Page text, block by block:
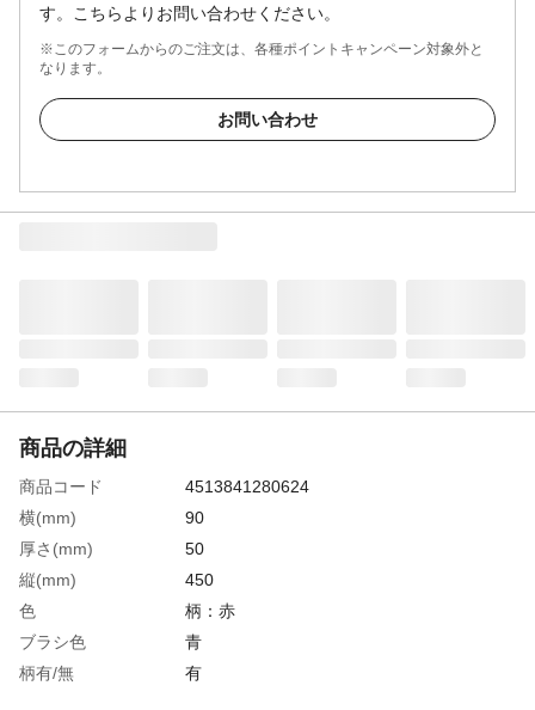
す。こちらよりお問い合わせください。
※このフォームからのご注文は、各種ポイントキャンペーン対象外と
なります。
お問い合わせ
商品の詳細
商品コード
4513841280624
横(mm)
90
厚さ(mm)
50
縦(mm)
450
色
柄：赤
ブラシ色
青
柄有/無
有